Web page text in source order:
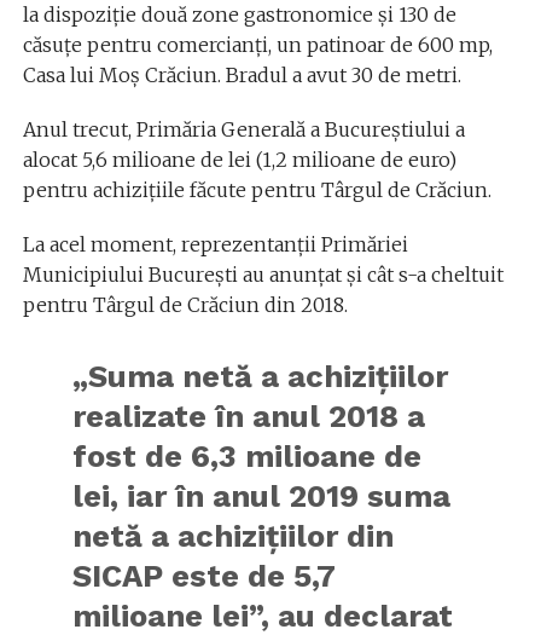
la dispoziție două zone gastronomice și 130 de
căsuţe pentru comercianți, un patinoar de 600 mp,
Casa lui Moş Crăciun. Bradul a avut 30 de metri.
Anul trecut, Primăria Generală a Bucureștiului a
alocat 5,6 milioane de lei (1,2 milioane de euro)
pentru achizițiile făcute pentru Târgul de Crăciun.
La acel moment, reprezentanții Primăriei
Municipiului București au anunțat și cât s-a cheltuit
pentru Târgul de Crăciun din 2018.
„Suma netă a achiziţiilor
realizate în anul 2018 a
fost de 6,3 milioane de
lei, iar în anul 2019 suma
netă a achiziţiilor din
SICAP este de 5,7
milioane lei”, au declarat